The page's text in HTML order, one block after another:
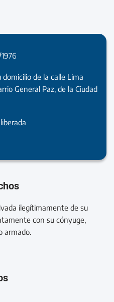
domicilio de la calle Lima
General Paz, de la Ciudad
ilegítimamente de su
con su cónyuge,
armado.